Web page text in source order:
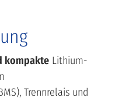
kompakte Lithium-
Trennrelais und